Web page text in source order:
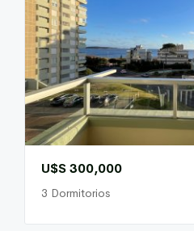
U$S 300,000
3 Dormitorios